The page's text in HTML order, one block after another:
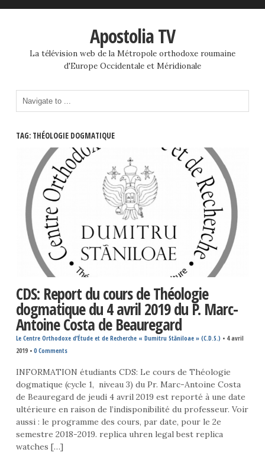
Apostolia TV
La télévision web de la Métropole orthodoxe roumaine
d'Europe Occidentale et Méridionale
TAG: THÉOLOGIE DOGMATIQUE
CDS: Report du cours de Théologie
dogmatique du 4 avril 2019 du P. Marc-
Antoine Costa de Beauregard
Le Centre Orthodoxe d’Étude et de Recherche « Dumitru Stăniloae » (C.D.S.) • 4 avril
2019• 0 Comments
INFORMATION étudiants CDS: Le cours de Théologie
dogmatique (cycle 1, niveau 3) du Pr. Marc-Antoine Costa
de Beauregard de jeudi 4 avril 2019 est reporté à une date
ultérieure en raison de l’indisponibilité du professeur. Voir
aussi : le programme des cours, par date, pour le 2e
semestre 2018-2019. replica uhren legal best replica
watches […]